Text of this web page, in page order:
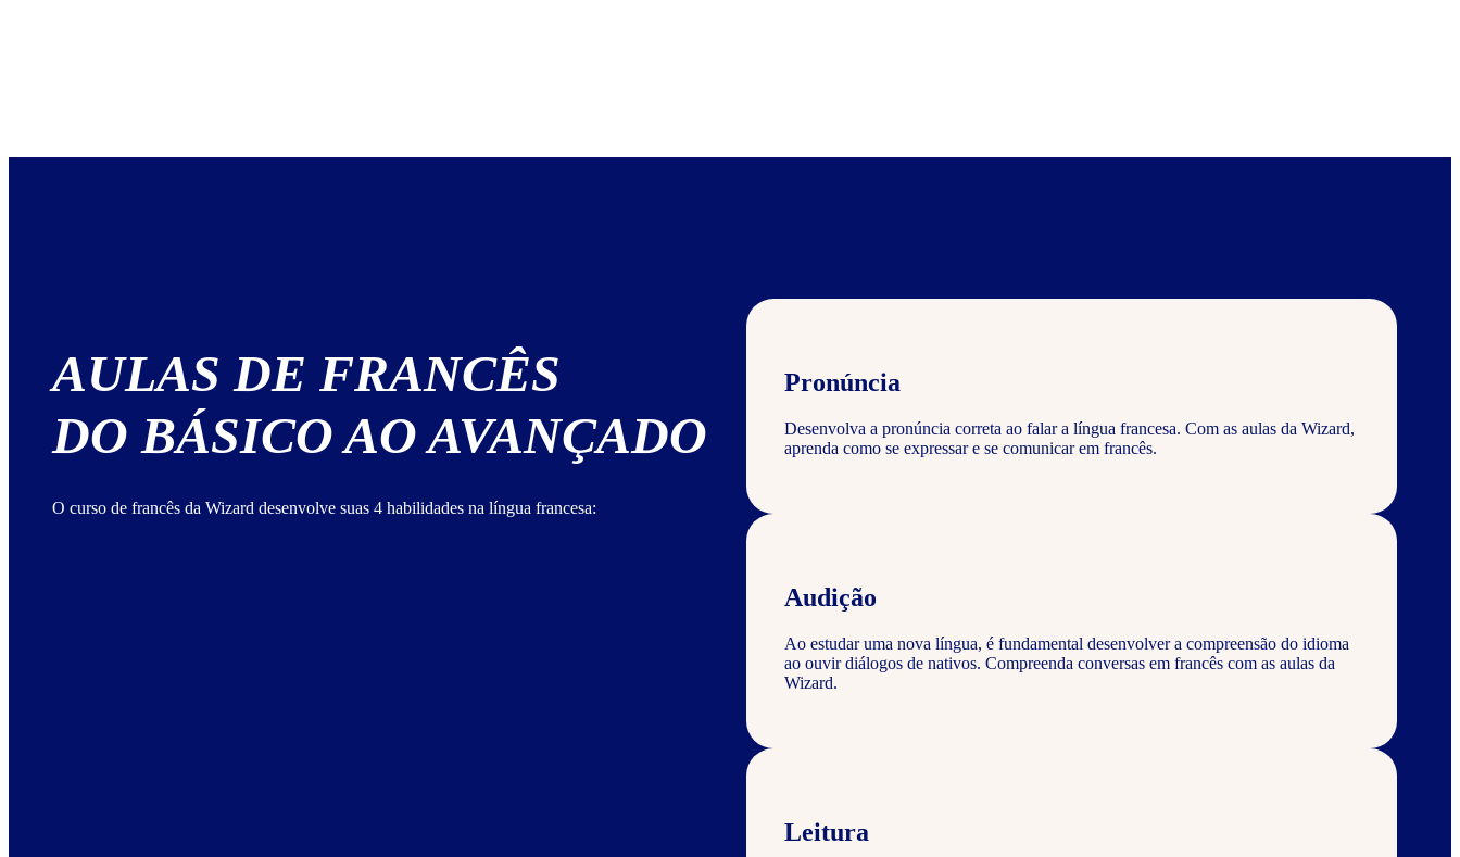
AULAS DE FRANCÊS
DO BÁSICO AO AVANÇADO
O curso de francês da Wizard desenvolve suas 4 habilidades na língua francesa:
Pronúncia
Desenvolva a pronúncia correta ao falar a língua francesa. Com as aulas da Wizard,
aprenda como se expressar e se comunicar em francês.
Audição
Ao estudar uma nova língua, é fundamental desenvolver a compreensão do idioma
ao ouvir diálogos de nativos. Compreenda conversas em francês com as aulas da
Wizard.
Leitura